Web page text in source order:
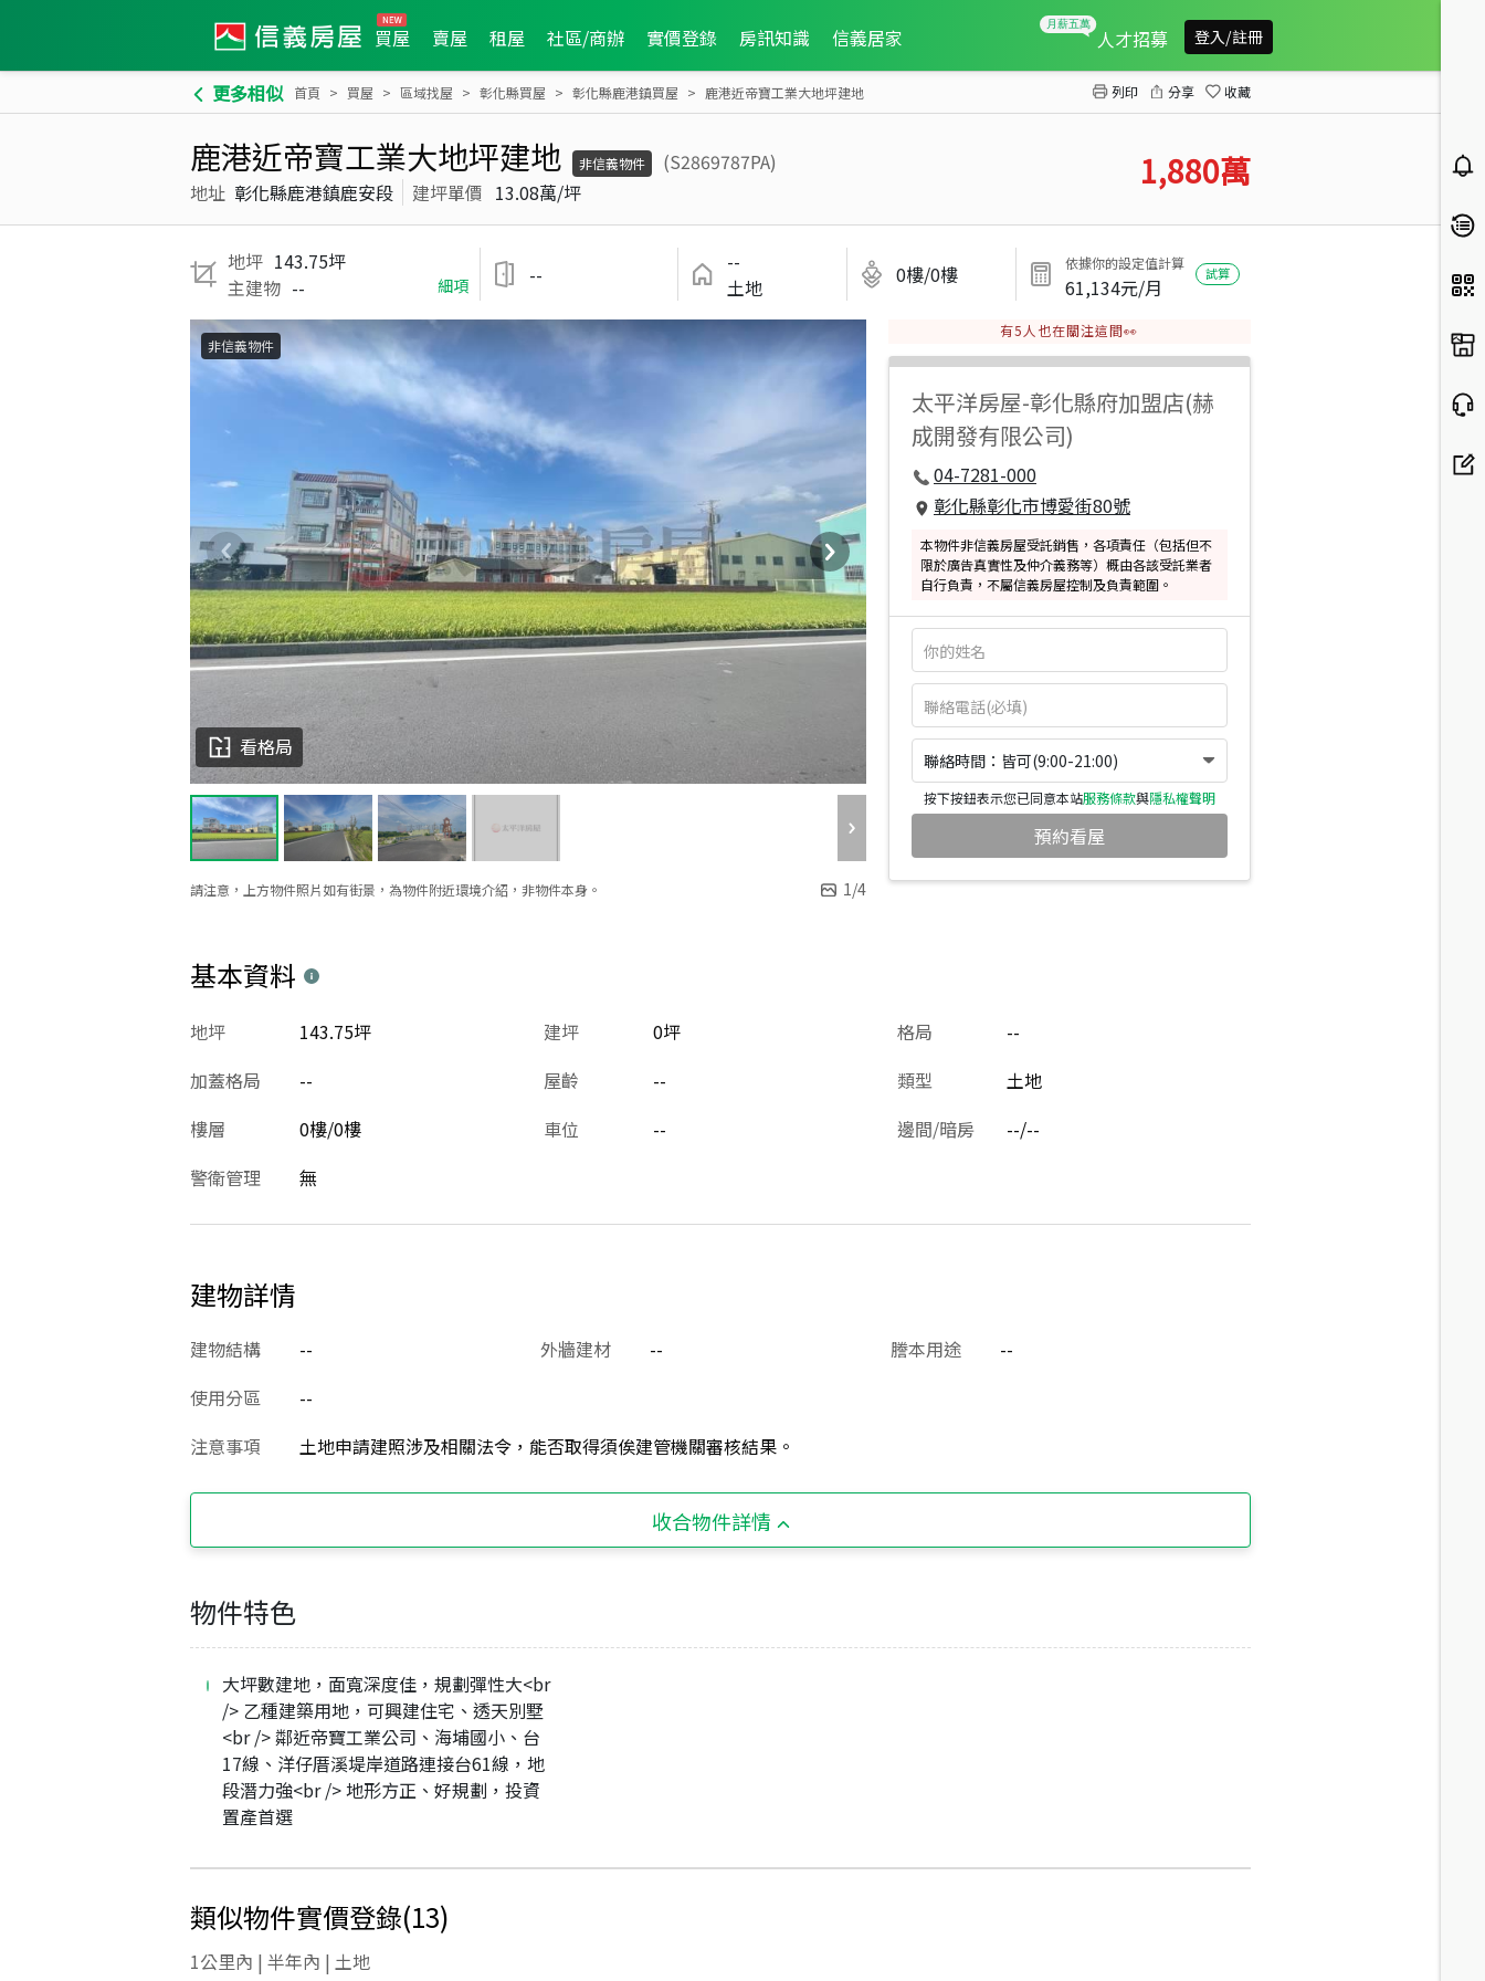
買屋 賣屋 租屋 社區/商辦 實價登錄 房訊知識 信義居家 人才招募 登入/註冊
更多相似 首頁 買屋 區域找屋 彰化縣買屋 彰化縣鹿港鎮買屋 鹿港近帝寶工業大地坪建地 列印 分享 收藏
鹿港近帝寶工業大地坪建地 非信義物件
(S2869787PA)
地址 彰化縣鹿港鎮鹿安段 建坪單價 13.08萬/坪 1,880萬
地坪 143.75坪
主建物 -- 細項 --
--
土地
0樓/0樓 依據你的設定值計算
61,134元/月
試算
請注意，上方物件照片如有街景，為物件附近環境介紹，非物件本身。 1/4
看格局
非信義物件
有5 人也在關注這間👀
太平洋房屋-彰化縣府加盟店(赫
成開發有限公司)
04-7281-000
彰化縣彰化市博愛街80號
本物件非信義房屋受託銷售，各項責任（包括但不
限於廣告真實性及仲介義務等）概由各該受託業者
自行負責，不屬信義房屋控制及負責範圍。
聯絡時間：皆可(9:00-21:00)
按下按鈕表示您已同意本站服務條款與隱私權聲明
預約看屋
基本資料
建坪 0坪
地坪 143.75坪 格局
--
加蓋格局
-- 屋齡 -- 類型
土地
樓層
0樓/0樓 車位 -- 邊間/暗房
--/--
警衛管理
無
建物詳情
建物結構 -- 外牆建材 -- 謄本用途
--
使用分區
--
注意事項
土地申請建照涉及相關法令，能否取得須俟建管機關審核結果。
收合物件詳情
物件特色
大坪數建地，面寬深度佳，規劃彈性大<br
/> 乙種建築用地，可興建住宅、透天別墅
<br /> 鄰近帝寶工業公司、海埔國小、台
17線、洋仔厝溪堤岸道路連接台61線，地
段潛力強<br /> 地形方正、好規劃，投資
置產首選
類似物件實價登錄(13)
1公里內 | 半年內 | 土地